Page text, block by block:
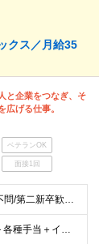
クス／月給35
と企業をつなぎ、そ
広げる仕事。
ベテランOK
面接1回
＊未経験者大歓迎！学歴・経験不問/第二新卒歓迎/WEB面接可能＊ ▼未経験歓迎＆完全ポテンシャル採用！▼ 経験は一切不問！ 面接では「あなたの想い」を教えてください◎ ▼こんな方を歓迎します！▼
月給35万円～60万円＋賞与1回＋各種手当＋インセンティブ ★Point：経験者の方は100％年収UPでの待遇提示も可能！ 【インセンティブについて】 プロジェクト報酬：PJ単価に応じて支給 ※